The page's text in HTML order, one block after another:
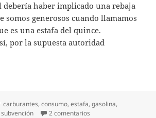
debería haber implicado una rebaja
somos generosos cuando llamamos
es una estafa del quince.
por la supuesta autoridad
Etiquetas
carburantes,consumo,estafa,gasolina,
subvención 2 comentarios